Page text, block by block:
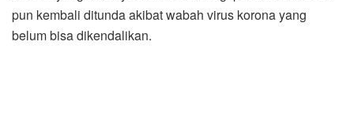
pun kembali ditunda akibat wabah virus korona yang
belum bisa dikendalikan.